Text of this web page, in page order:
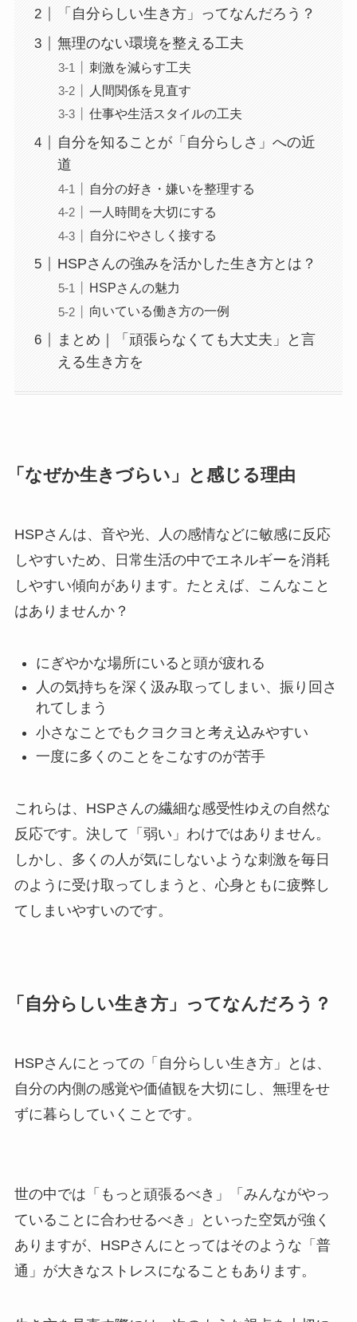
「自分らしい生き方」ってなんだろう？
無理のない環境を整える工夫
刺激を減らす工夫
人間関係を見直す
仕事や生活スタイルの工夫
自分を知ることが「自分らしさ」への近
道
自分の好き・嫌いを整理する
一人時間を大切にする
自分にやさしく接する
HSPさんの強みを活かした生き方とは？
HSPさんの魅力
向いている働き方の一例
まとめ｜「頑張らなくても大丈夫」と言
える生き方を
「なぜか生きづらい」と感じる理由
HSPさんは、音や光、人の感情などに敏感に反応
しやすいため、日常生活の中でエネルギーを消耗
しやすい傾向があります。たとえば、こんなこと
はありませんか？
にぎやかな場所にいると頭が疲れる
人の気持ちを深く汲み取ってしまい、振り回さ
れてしまう
小さなことでもクヨクヨと考え込みやすい
一度に多くのことをこなすのが苦手
これらは、HSPさんの繊細な感受性ゆえの自然な
反応です。決して「弱い」わけではありません。
しかし、多くの人が気にしないような刺激を毎日
のように受け取ってしまうと、心身ともに疲弊し
てしまいやすいのです。
「自分らしい生き方」ってなんだろう？
HSPさんにとっての「自分らしい生き方」とは、
自分の内側の感覚や価値観を大切にし、無理をせ
ずに暮らしていくことです。
世の中では「もっと頑張るべき」「みんながやっ
ていることに合わせるべき」といった空気が強く
ありますが、HSPさんにとってはそのような「普
通」が大きなストレスになることもあります。